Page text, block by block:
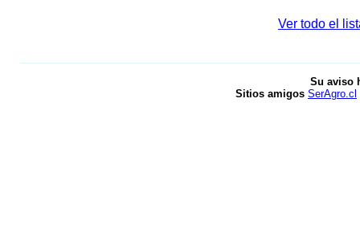
Ver todo el
Su aviso
Sitios amigos SerAgro.cl